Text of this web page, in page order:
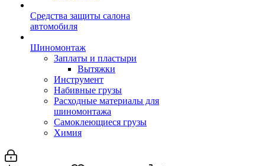
Средства защиты салона
автомобиля
Шиномонтаж
Заплаты и пластыри
Вытяжки
Инструмент
Набивные грузы
Расходные материалы для
шиномонтажа
Самоклеющиеся грузы
Химия